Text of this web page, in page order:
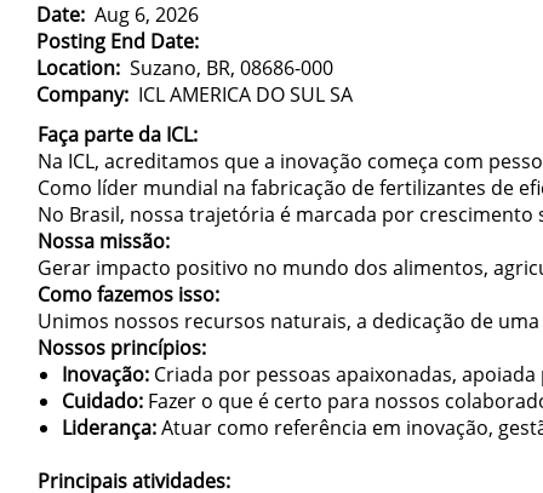
Date: Aug 6, 2026
Posting End Date:
Location: Suzano, BR, 08686-000
Company: ICL AMERICA DO SUL SA
Faça parte da ICL:
Na ICL, acreditamos que a inovação começa com
Como líder mundial na fabricação de fertilizantes de
No Brasil, nossa trajetória é marcada por
Nossa missão:
Gerar impacto positivo no mundo dos alimentos,
Como fazemos isso:
Unimos nossos recursos naturais, a dedicação de
Nossos princípios:
Inovação: Criada por pessoas apaixonadas,
Cuidado: Fazer o que é certo para nossos
Liderança:Atuar como referência em inovação,
Principais atividades: